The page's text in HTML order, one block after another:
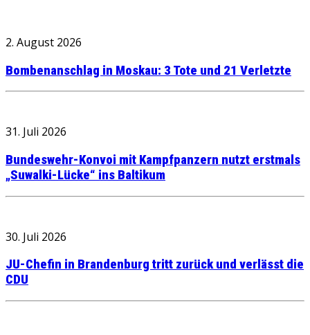
2. August 2026
Bombenanschlag in Moskau: 3 Tote und 21 Verletzte
31. Juli 2026
Bundeswehr-Konvoi mit Kampfpanzern nutzt erstmals
„Suwalki-Lücke“ ins Baltikum
30. Juli 2026
JU-Chefin in Brandenburg tritt zurück und verlässt die
CDU